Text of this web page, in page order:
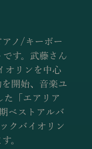
アノ/キーボー
す。武藤さん
オリンを中心
開始、音楽ユ
た「エアリア
ベストアルバ
クバイオリン
。